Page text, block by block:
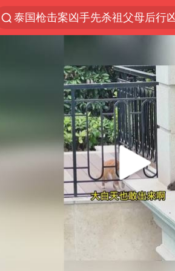
泰国枪击案凶手先杀祖父母后行
上半年我国机械工业经济运行稳
台风“白海豚”体型变大！环流面
江苏发布台风蓝色预警
女子开一天一夜空调后二氧化碳中
泰国校园枪击案死亡人数升至7人
汪峰阻止14岁女儿买大牌
我国货物贸易进出口超30万亿元
王力宏演唱会黄牛带观众藏匿被查
四川宜宾市高县发生4.9级地震
东航新规：提前14天可免费退改